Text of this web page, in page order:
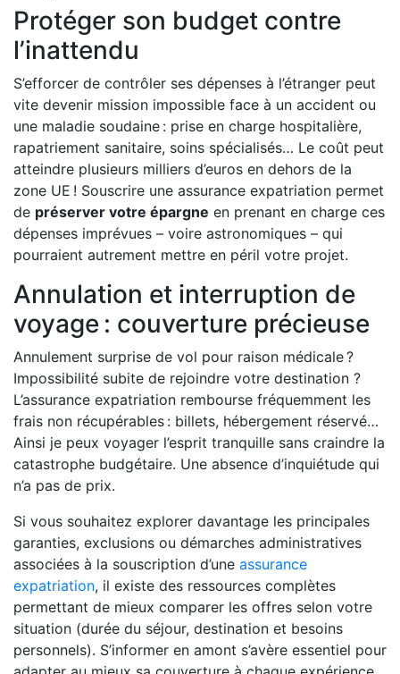
Protéger son budget contre
l’inattendu
S’efforcer de contrôler ses dépenses à l’étranger peut
vite devenir mission impossible face à un accident ou
une maladie soudaine : prise en charge hospitalière,
rapatriement sanitaire, soins spécialisés… Le coût peut
atteindre plusieurs milliers d’euros en dehors de la
zone UE ! Souscrire une assurance expatriation permet
de préserver votre épargne en prenant en charge ces
dépenses imprévues – voire astronomiques – qui
pourraient autrement mettre en péril votre projet.
Annulation et interruption de
voyage : couverture précieuse
Annulement surprise de vol pour raison médicale ?
Impossibilité subite de rejoindre votre destination ?
L’assurance expatriation rembourse fréquemment les
frais non récupérables : billets, hébergement réservé…
Ainsi je peux voyager l’esprit tranquille sans craindre la
catastrophe budgétaire. Une absence d’inquiétude qui
n’a pas de prix.
Si vous souhaitez explorer davantage les principales
garanties, exclusions ou démarches administratives
associées à la souscription d’une assurance
expatriation, il existe des ressources complètes
permettant de mieux comparer les offres selon votre
situation (durée du séjour, destination et besoins
personnels). S’informer en amont s’avère essentiel pour